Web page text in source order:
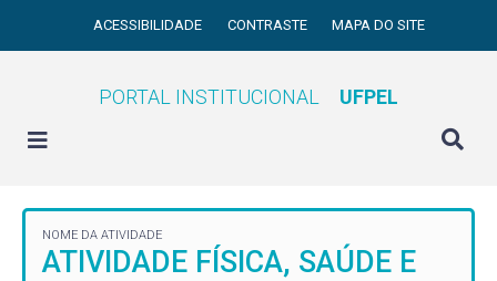
ACESSIBILIDADE CONTRASTE MAPA DO SITE
PORTAL INSTITUCIONAL UFPEL
NOME DA ATIVIDADE
ATIVIDADE FÍSICA, SAÚDE E